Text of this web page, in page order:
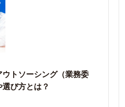
ウトソーシング（業務委
び方とは？